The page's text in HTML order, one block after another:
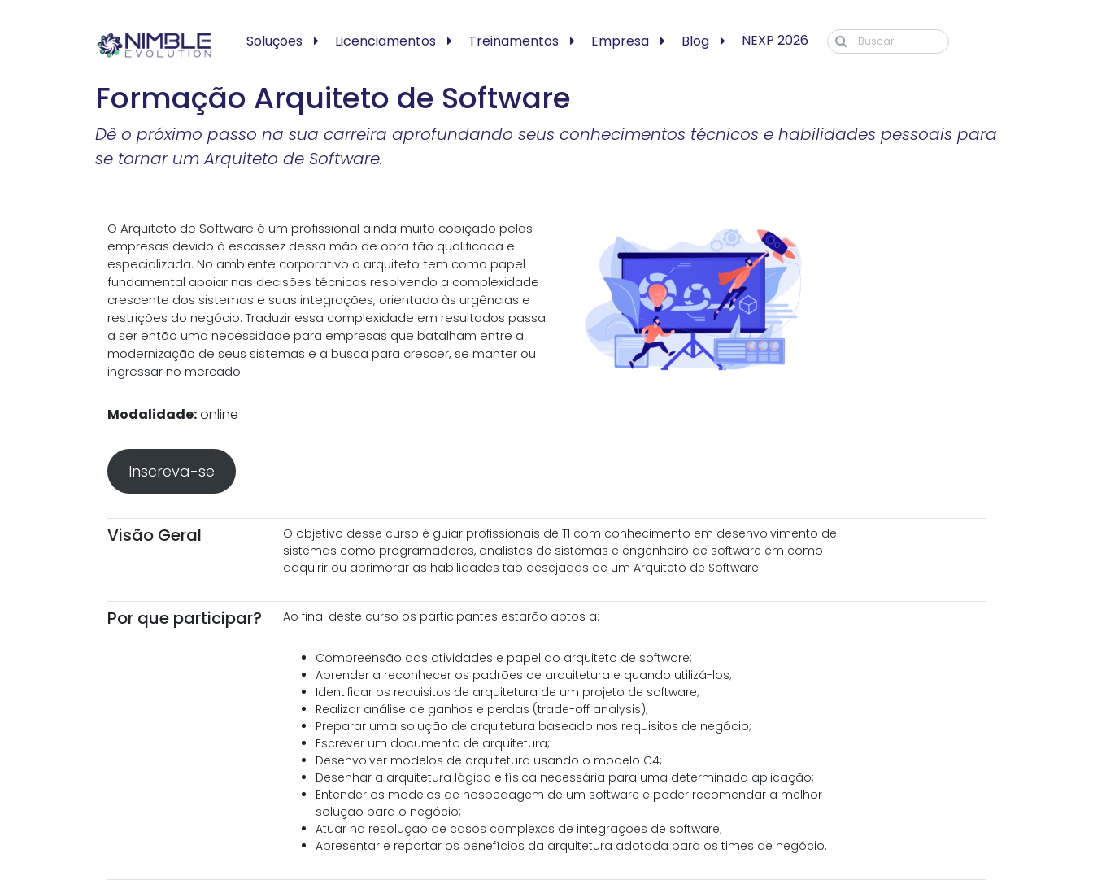
Soluções Licenciamentos Treinamentos Empresa Blog NEXP 2026
Formação Arquiteto de Software
Dê o próximo passo na sua carreira aprofundando seus conhecimentos técnicos e habilidades pessoais para
se tornar um Arquiteto de Software.
O Arquiteto de Software é um profissional ainda muito cobiçado pelas
empresas devido à escassez dessa mão de obra tão qualificada e
especializada. No ambiente corporativo o arquiteto tem como papel
fundamental apoiar nas decisões técnicas resolvendo a complexidade
crescente dos sistemas e suas integrações, orientado às urgências e
restrições do negócio. Traduzir essa complexidade em resultados passa
a ser então uma necessidade para empresas que batalham entre a
modernização de seus sistemas e a busca para crescer, se manter ou
ingressar no mercado.
Modalidade:online
Inscreva-se
Visão Geral
O objetivo desse curso é guiar profissionais de TI com conhecimento em desenvolvimento de
sistemas como programadores, analistas de sistemas e engenheiro de software em como
adquirir ou aprimorar as habilidades tão desejadas de um Arquiteto de Software.
Por que participar? Ao final deste curso os participantes estarão aptos a:
Compreensão das atividades e papel do arquiteto de software;
Aprender a reconhecer os padrões de arquitetura e quando utilizá-los;
Identificar os requisitos de arquitetura de um projeto de software;
Realizar análise de ganhos e perdas (trade-off analysis);
Preparar uma solução de arquitetura baseado nos requisitos de negócio;
Escrever um documento de arquitetura;
Desenvolver modelos de arquitetura usando o modelo C4;
Desenhar a arquitetura lógica e física necessária para uma determinada aplicação;
Entender os modelos de hospedagem de um software e poder recomendar a melhor
solução para o negócio;
Atuar na resolução de casos complexos de integrações de software;
Apresentar e reportar os benefícios da arquitetura adotada para os times de negócio.